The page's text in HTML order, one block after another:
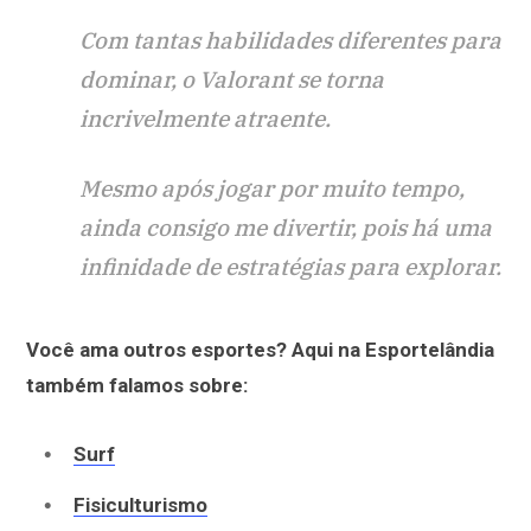
Com tantas habilidades diferentes para
dominar, o Valorant se torna
incrivelmente atraente.
Mesmo após jogar por muito tempo,
ainda consigo me divertir, pois há uma
infinidade de estratégias para explorar.
Você ama outros esportes? Aqui na Esportelândia
também falamos sobre:
Surf
Fisiculturismo